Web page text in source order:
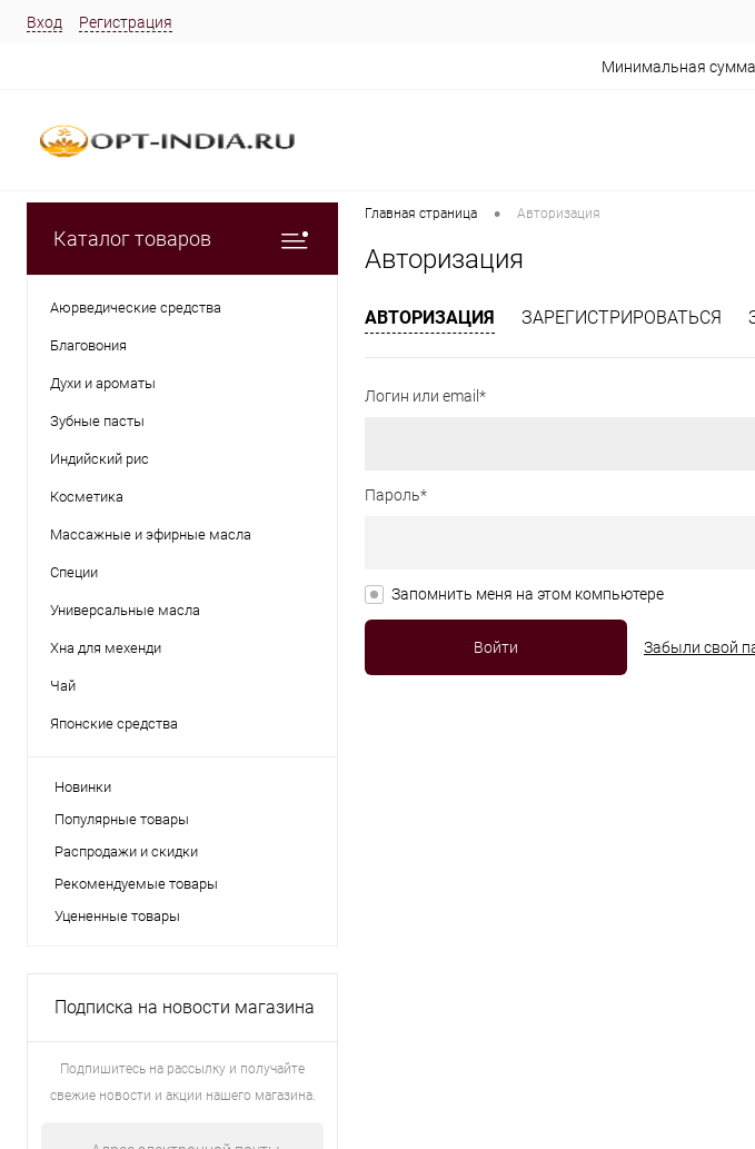
Вход Регистрация
Минимальная сумма
Каталог товаров
Аюрведические средства
Благовония
Духи и ароматы
Зубные пасты
Индийский рис
Косметика
Массажные и эфирные масла
Специи
Универсальные масла
Хна для мехенди
Чай
Японские средства
Новинки
Популярные товары
Распродажи и скидки
Рекомендуемые товары
Уцененные товары
Подписка на новости магазина
Подпишитесь на рассылку и получайте
свежие новости и акции нашего магазина.
Главная страница • Авторизация
Авторизация
АВТОРИЗАЦИЯ ЗАРЕГИСТРИРОВАТЬСЯ
Логин или email*
Пароль*
Запомнить меня на этом компьютере
Забыли свой